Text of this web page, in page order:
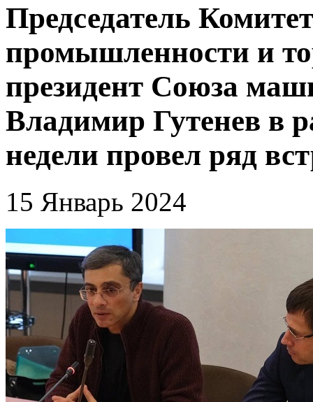
Председатель
промышленности и
президент Союза
Владимир Гутенев в
недели провел ряд
15 Январь 2024